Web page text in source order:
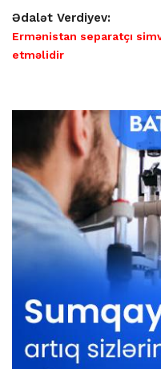
Ədalət Verdiyev:
Ermənistan separatçı
etməlidir